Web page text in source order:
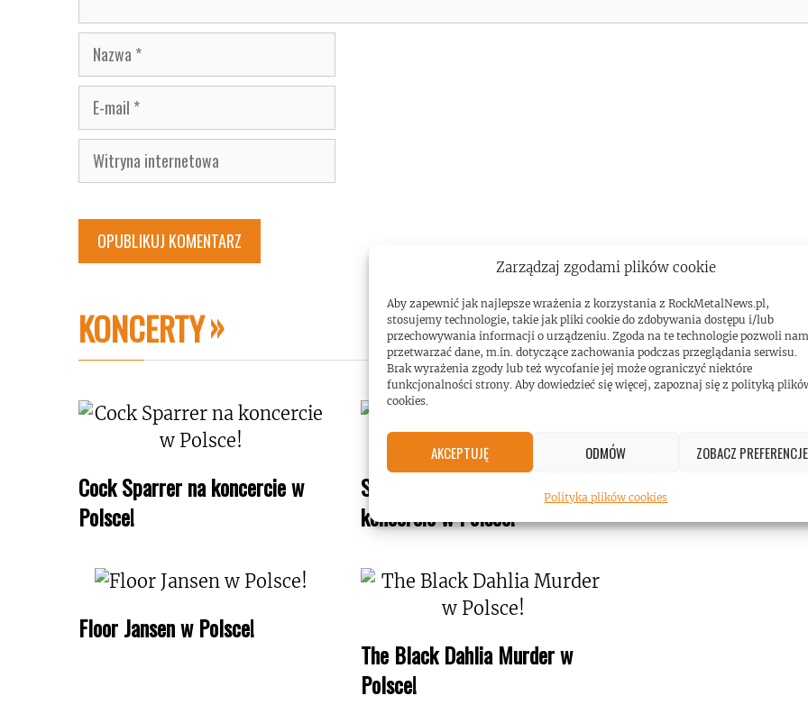
Zarządzaj zgodami plików cookie
Aby zapewnić jak najlepsze wrażenia z korzystania z RockMetalNews.pl,
stosujemy technologie, takie jak pliki cookie do zdobywania dostępu i/lub
przechowywania informacji o urządzeniu. Zgoda na te technologie pozwoli nam
przetwarzać dane, m.in. dotyczące zachowania podczas przeglądania serwisu.
Brak wyrażenia zgody lub też wycofanie jej może ograniczyć niektóre
funkcjonalności strony. Aby dowiedzieć się więcej, zapoznaj się z polityką
cookies.
AKCEPTUJĘ ODMÓW ZOBACZ PREFERENCJE
Polityka plików cookies
Nazwa
E-
mail
Witryna
internetowa
KONCERTY
Cock Sparrer na koncercie w
Polsce!
Sonata Arctica i Rage na
koncercie w Polsce!
Floor Jansen w Polsce!
The Black Dahlia Murder w
Polsce!
RECENZJE